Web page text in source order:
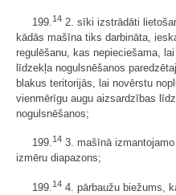
199. 14 2. sīki izstrādāti
kādās mašīna tiks darbināta,
regulēšanu, kas nepieciešama,
līdzekļa nogulsnēšanos
blakus teritorijās, lai novērstu
vienmērīgu augu aizsardzības
nogulsnēšanos;
199.14 3. mašīnā
izmēru diapazons;
199. 14 4. pārbaužu biežums,